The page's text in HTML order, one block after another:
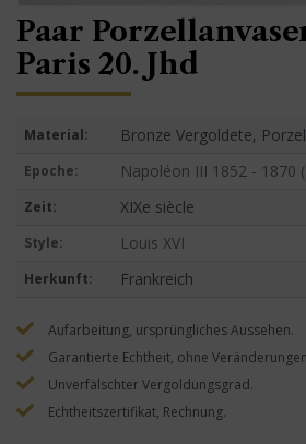
Paar
Paris 20. Jhd
Material: Bronze Vergoldete,
Epoche: Napoléon III 1852 - 1870
Zeit: XIXe siècle
Style: Louis XVI
Herkunft: Frankreich
Aufarbeitung, ursprüngliches Aussehen.
Garantierte Echtheit, ohne
Unverfälschter Vergoldungsgrad.
Echtheitszertifikat, Rechnung.